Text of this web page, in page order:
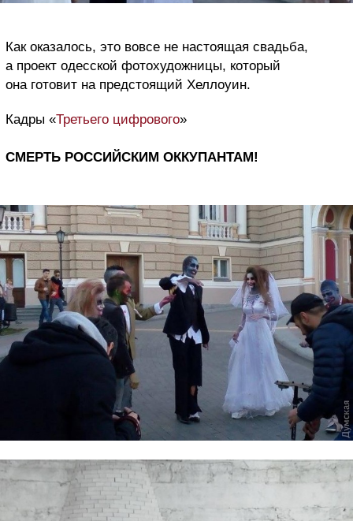
Как оказалось, это вовсе не настоящая свадьба,
а проект одесской фотохудожницы, который
она готовит на предстоящий Хеллоуин.
Кадры «Третьего цифрового»
СМЕРТЬ РОССИЙСКИМ ОККУПАНТАМ!